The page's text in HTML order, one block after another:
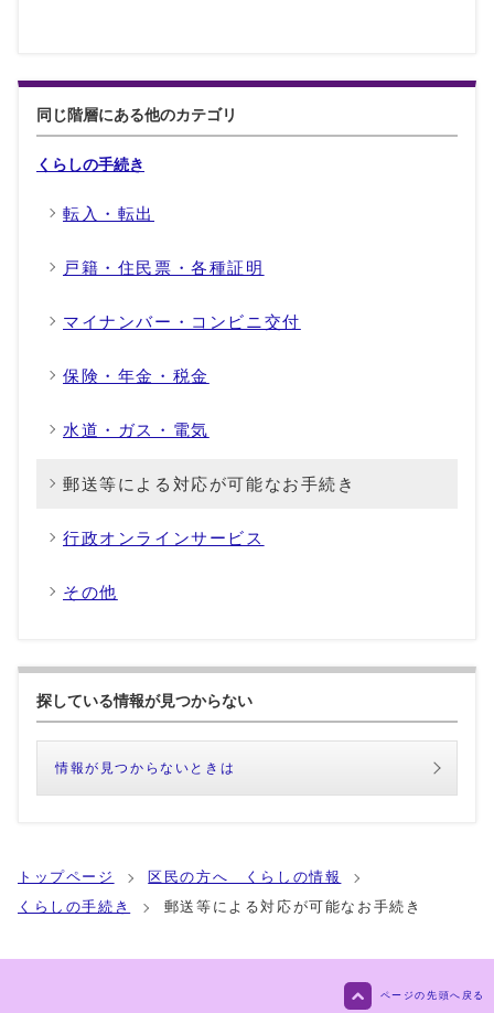
同じ階層にある他のカテゴリ
くらしの手続き
転入・転出
戸籍・住民票・各種証明
マイナンバー・コンビニ交付
保険・年金・税金
水道・ガス・電気
郵送等による対応が可能なお手続き
行政オンラインサービス
その他
探している情報が見つからない
情報が見つからないときは
トップページ
区民の方へ くらしの情報
くらしの手続き
郵送等による対応が可能なお手続き
ページの先頭へ戻る